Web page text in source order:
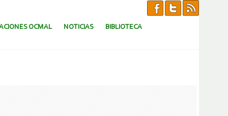
OCMAL NOTICIAS BIBLIOTECA